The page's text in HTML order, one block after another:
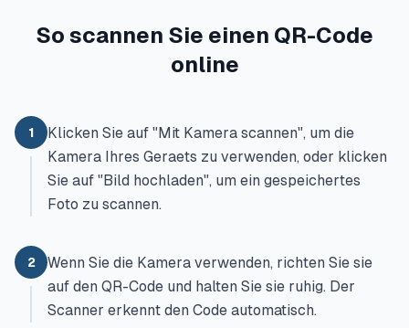
So scannen Sie einen QR-Code
online
1
Klicken Sie auf "Mit Kamera scannen", um die
Kamera Ihres Geraets zu verwenden, oder klicken
Sie auf "Bild hochladen", um ein gespeichertes
Foto zu scannen.
2
Wenn Sie die Kamera verwenden, richten Sie sie
auf den QR-Code und halten Sie sie ruhig. Der
Scanner erkennt den Code automatisch.